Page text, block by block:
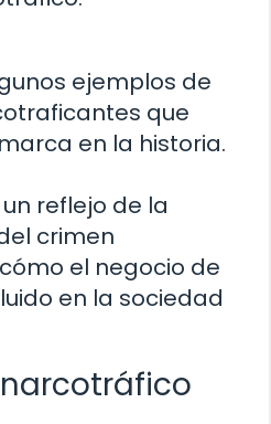
ejemplos de
que
en la historia.
reflejo de la
crimen
el negocio de
en la sociedad